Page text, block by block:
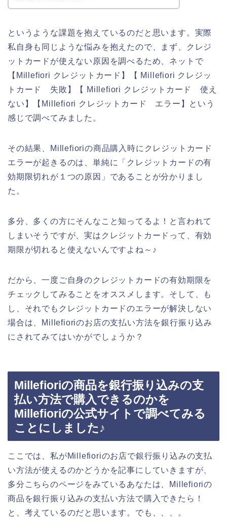
というような課題を抱えているのだと思います。実際
私自身も同じような悩みを抱えたので、まず、クレジ
ットカードが使えない原因を調べるため、ネットで
【Millefiori クレジットカード】【 Millefiori クレジッ
トカード 失敗】【 Millefiori クレジットカード 使え
ない】【Millefiori クレジットカード エラー】という
感じで調べてみました。
その結果、Millefioriの商品購入時にクレジットカード
エラーが起きるのは、単純に「クレジットカードの有
効期限切れが１つの原因」であることが分かりまし
た。
多分、多くの方にそんなこと知ってるよ！と言われて
しまいそうですが、実はクレジットカードって、有効
期限が切れると使えないんですよね～♪
だから、一度ご自身のクレジットカードの有効期限を
チェックしてみることをオススメします。そして、も
し、それでもクレジットカードのエラーが解決しない
場合は、Millefioriのお店の支払い方法を銀行振り込み
にされてみてはいかがでしょうか？
Millefioriの商品を銀行振り込みの支
払い方法で購入できるのかを
Millefioriの公式サイトで調べてみる
ことにしました♪
ここでは、私がMillefioriのお店で銀行振り込みの支払
い方法が使えるのかどうかを記事にしていきますが、
多分こちらのページをみているあなたは、Millefioriの
商品を銀行振り込みの支払い方法で購入できたら！
と、考えているのだと思います。でも、、、。